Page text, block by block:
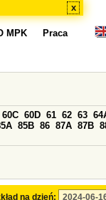
x
MPK Praca
na dzień:
60C 60D 61 62 63
85B 86 87A 87B